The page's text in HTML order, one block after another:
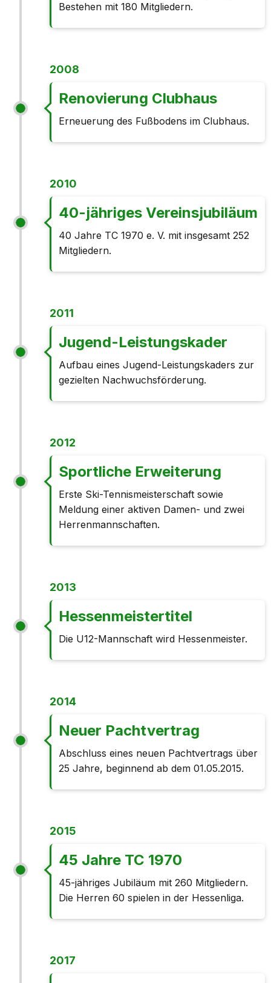
Bestehen mit 180 Mitgliedern.
2008
Renovierung Clubhaus
Erneuerung des Fußbodens im Clubhaus.
2010
40-jähriges Vereinsjubiläum
40 Jahre TC 1970 e. V. mit insgesamt 252
Mitgliedern.
2011
Jugend-Leistungskader
Aufbau eines Jugend-Leistungskaders zur
gezielten Nachwuchsförderung.
2012
Sportliche Erweiterung
Erste Ski-Tennismeisterschaft sowie
Meldung einer aktiven Damen- und zwei
Herrenmannschaften.
2013
Hessenmeistertitel
Die U12-Mannschaft wird Hessenmeister.
2014
Neuer Pachtvertrag
Abschluss eines neuen Pachtvertrags über
25 Jahre, beginnend ab dem 01.05.2015.
2015
45 Jahre TC 1970
45-jähriges Jubiläum mit 260 Mitgliedern.
Die Herren 60 spielen in der Hessenliga.
2017